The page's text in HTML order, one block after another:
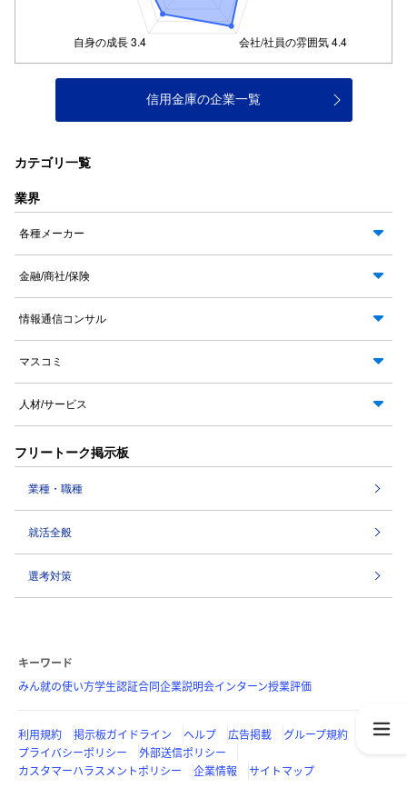
信用金庫の企業一覧
カテゴリ一覧
業界
各種メーカー
金融/商社/保険
情報通信コンサル
マスコミ
人材/サービス
フリートーク掲示板
業種・職種
就活全般
選考対策
キーワード
みん就の使い方学生認証合同企業説明会インターン授業評価
利用規約 掲示板ガイドライン ヘルプ 広告掲載
グループ規約
プライバシーポリシー
外部送信ポリシー
カスタマーハラスメントポリシー
企業情報 サイトマップ